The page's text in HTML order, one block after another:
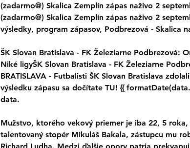
(zadarmo@) Skalica Zemplín zápas naživo 2
(zadarmo@) Skalica Zemplín zápas naživo 2
výsledky, program zápasov, Podbrezová - Skalica
ŠK Slovan Bratislava - FK Železiarne Podbrezová:
Niké ligyŠK Slovan Bratislava - FK Železiarne
BRATISLAVA - Futbalisti ŠK Slovan Bratislava
výsledku zápasu sa dočítate TU! {{
data.
Mužstvo, ktorého vekový priemer je iba 22, 5
talentovaný stopér Mikuláš Bakala, zástupcu mu